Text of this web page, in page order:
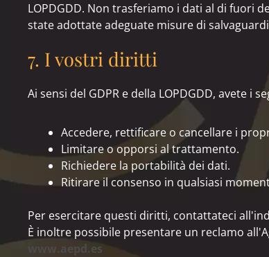
LOPDGDD. Non trasferiamo i dati al di fuori
state adottate adeguate misure di
7. I vostri diritti
Ai sensi del GDPR e della LOPDGDD, avete i
Accedere, rettificare o cancellare i
Limitare o opporsi al trattamento.
Richiedere la portabilità dei dati.
Ritirare il consenso in qualsiasi
Per esercitare questi diritti, contattateci
È inoltre possibile presentare un reclamo
www.aepd.es